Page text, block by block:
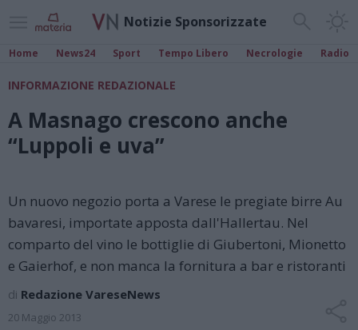
Notizie Sponsorizzate
Home News24 Sport Tempo Libero Necrologie Radio
INFORMAZIONE REDAZIONALE
A Masnago crescono anche
“Luppoli e uva”
Un nuovo negozio porta a Varese le pregiate birre Au
bavaresi, importate apposta dall'Hallertau. Nel
comparto del vino le bottiglie di Giubertoni, Mionetto
e Gaierhof, e non manca la fornitura a bar e ristoranti
di Redazione VareseNews
20 Maggio 2013